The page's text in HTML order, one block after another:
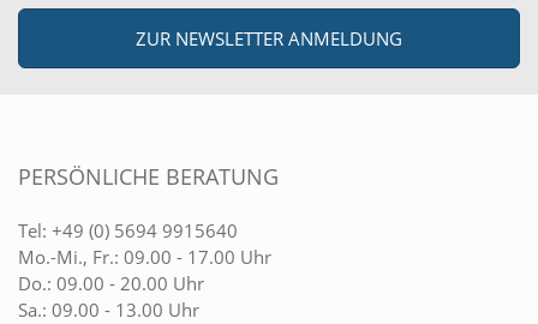
ZUR NEWSLETTER ANMELDUNG
PERSÖNLICHE BERATUNG
Tel: +49 (0) 5694 9915640
Mo.-Mi., Fr.: 09.00 - 17.00 Uhr
Do.: 09.00 - 20.00 Uhr
Sa.: 09.00 - 13.00 Uhr